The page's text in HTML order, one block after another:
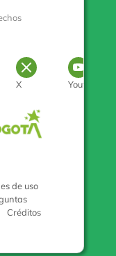
Instagram
XLogo TwitterYoutube
de uso
Créditos